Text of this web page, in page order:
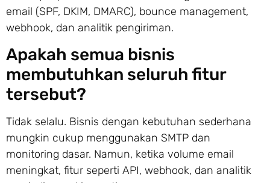
email (SPF, DKIM, DMARC), bounce management,
webhook, dan analitik pengiriman.
Apakah semua bisnis
membutuhkan seluruh fitur
tersebut?
Tidak selalu. Bisnis dengan kebutuhan sederhana
mungkin cukup menggunakan SMTP dan
monitoring dasar. Namun, ketika volume email
meningkat, fitur seperti API, webhook, dan analitik